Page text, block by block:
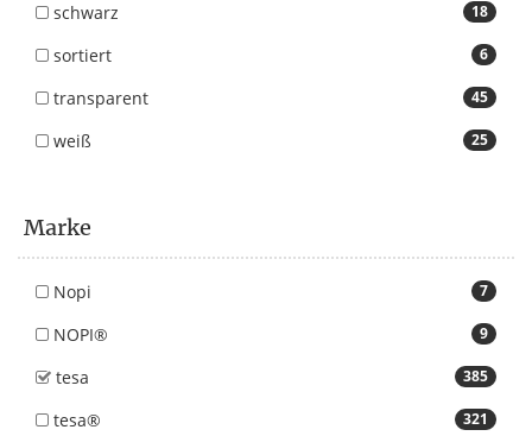
18
schwarz
6
sortiert
45
transparent
25
weiß
Marke
7
Nopi
9
NOPI®
385
tesa
321
tesa®